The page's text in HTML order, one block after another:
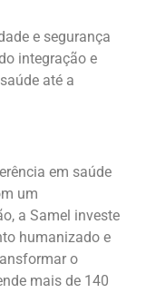
e segurança
integração e
até a
em saúde
um
a Samel investe
humanizado e
o
mais de 140